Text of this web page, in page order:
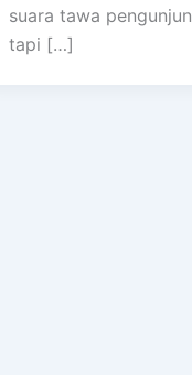
suara tawa
tapi […]